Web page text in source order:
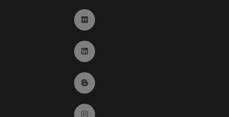
Ir a Flickr (abre en ventana nueva)
Ir a Linkedin (abre en ventana nueva)
Ir al Blog (abre en ventana nueva)
Ir a Instagram (abre en ventana nueva)